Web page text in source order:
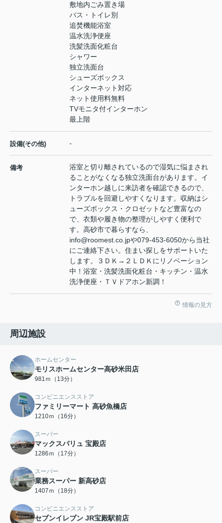
敷地内ごみ置き場
バス・トイレ別
追焚機能浴室
温水洗浄便座
洗髪洗面化粧台
シャワー
独立洗面台
シューズボックス
インターネット対応
ネット使用料無料
TVモニタ付インターホン
最上階
設備(その他) -
備考
浴室と切り離されているので湿気に悩まされ
ることがなくなる独立洗面台があります。イ
ンターホン越しに来訪者を確認できるので、
トラブルを回避しやすくなります。収納はシ
ューズボックス・クロゼットなど豊富なの
で、衣類や履き物の整理がしやすく便利で
す。高砂市で暮らすなら、
info@roomest.co.jpや079-453-6050から当社
にご連絡下さい。住まい探しをサポートいた
します。３ＤＫ→２ＬＤＫにリノベーション
中！浴室・洗髪洗面化粧台・キッチン・温水
洗浄便座・ＴＶドアホン新調！
情報の見方
周辺施設
ホームセンター
モリスホームセンター高砂米田店
981ｍ（13分）
コンビニエンスストア
ファミリーマート 高砂魚橋店
1210ｍ（16分）
スーパー
マックスバリュ 宝殿店
1286ｍ（17分）
スーパー
業務スーパー 新高砂店
1407ｍ（18分）
コンビニエンスストア
セブンイレブン JR宝殿駅前店